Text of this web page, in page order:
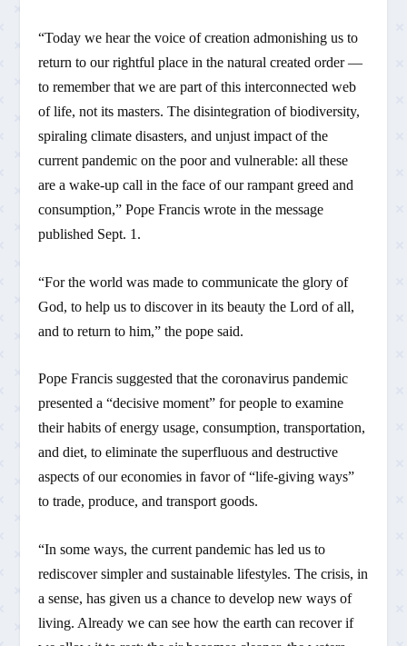
“Today we hear the voice of creation admonishing us to
return to our rightful place in the natural created order —
to remember that we are part of this interconnected web
of life, not its masters. The disintegration of biodiversity,
spiraling climate disasters, and unjust impact of the
current pandemic on the poor and vulnerable: all these
are a wake-up call in the face of our rampant greed and
consumption,” Pope Francis wrote in the message
published Sept. 1.
“For the world was made to communicate the glory of
God, to help us to discover in its beauty the Lord of all,
and to return to him,” the pope said.
Pope Francis suggested that the coronavirus pandemic
presented a “decisive moment” for people to examine
their habits of energy usage, consumption, transportation,
and diet, to eliminate the superfluous and destructive
aspects of our economies in favor of “life-giving ways”
to trade, produce, and transport goods.
“In some ways, the current pandemic has led us to
rediscover simpler and sustainable lifestyles. The crisis, in
a sense, has given us a chance to develop new ways of
living. Already we can see how the earth can recover if